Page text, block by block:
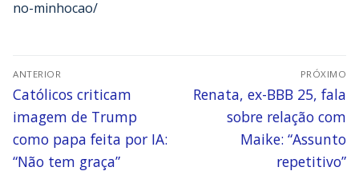
no-minhocao/
ANTERIOR
Católicos criticam
imagem de Trump
como papa feita por IA:
“Não tem graça”
PRÓXIMO
Renata, ex-BBB 25, fala
sobre relação com
Maike: “Assunto
repetitivo”